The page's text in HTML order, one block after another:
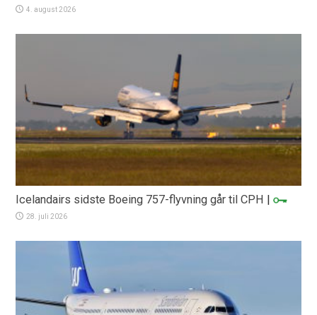
4. august 2026
Icelandairs sidste Boeing 757-flyvning går til CPH |
28. juli 2026